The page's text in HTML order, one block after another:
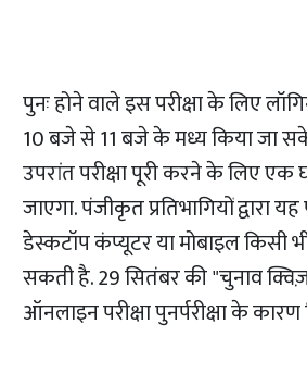
पुनः होने वाले इस परीक्षा के लिए
10 बजे से 11 बजे के मध्य किया जा
उपरांत परीक्षा पूरी करने के लिए
जाएगा. पंजीकृत प्रतिभागियों द्वारा
डेस्कटॉप कंप्यूटर या मोबाइल किसी
सकती है. 29 सितंबर की "चुनाव
ऑनलाइन परीक्षा पुनर्परीक्षा के